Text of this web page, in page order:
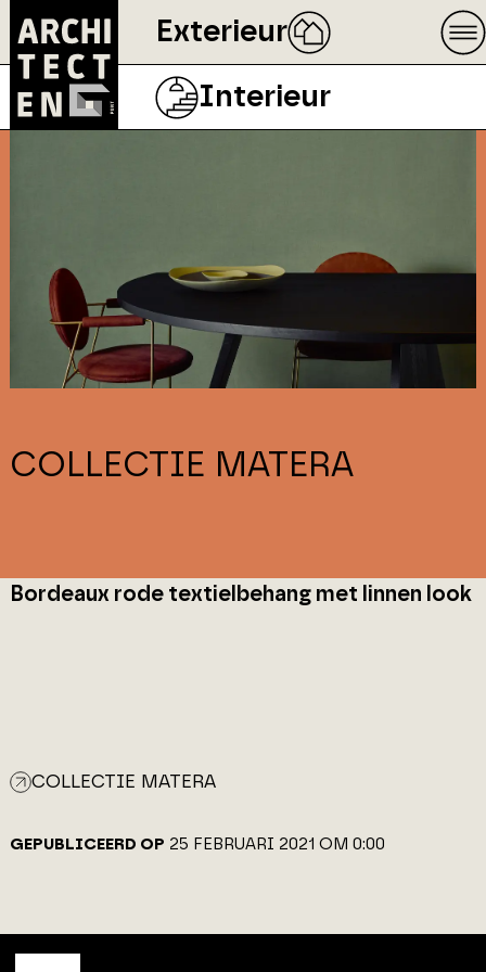
Exterieur
Interieur
COLLECTIE MATERA
Bordeaux rode textielbehang met linnen look
COLLECTIE MATERA
GEPUBLICEERD OP 25 FEBRUARI 2021 OM 0:00